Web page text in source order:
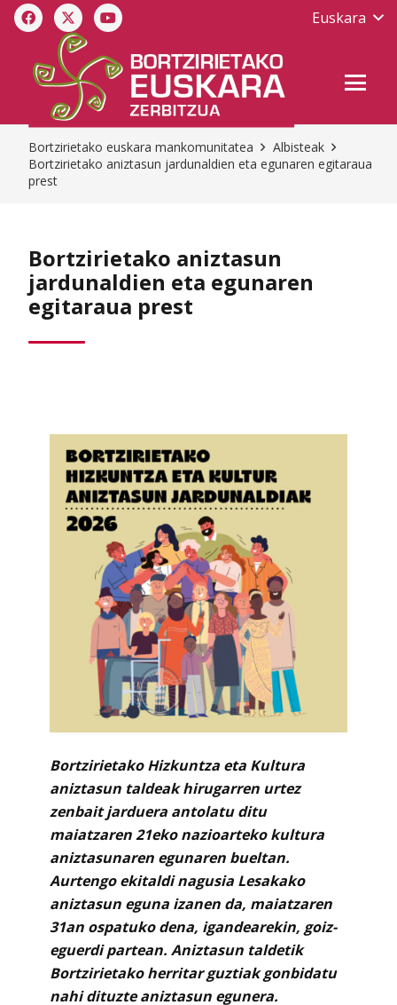
Euskara
Bortzirietako euskara mankomunitatea
Albisteak
Bortzirietako aniztasun jardunaldien eta egunaren egitaraua
prest
Bortzirietako aniztasun
jardunaldien eta egunaren
egitaraua prest
Bortzirietako Hizkuntza eta Kultura
aniztasun taldeak hirugarren urtez
zenbait jarduera antolatu ditu
maiatzaren 21eko nazioarteko kultura
aniztasunaren egunaren bueltan.
Aurtengo ekitaldi nagusia Lesakako
aniztasun eguna izanen da, maiatzaren
31an ospatuko dena, igandearekin, goiz-
eguerdi partean. Aniztasun taldetik
Bortzirietako herritar guztiak gonbidatu
nahi dituzte aniztasun egunera.